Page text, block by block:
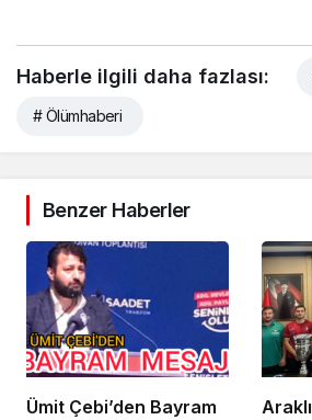
Haberle ilgili daha fazlası:
# Ölümhaberi
Benzer Haberler
Ümit Çebi’den Bayram
Araklı Spor’da Fabrika